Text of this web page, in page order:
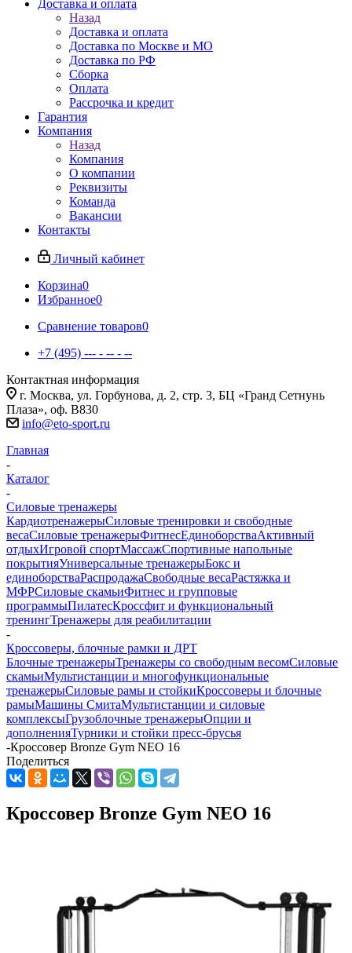
Доставка и оплата
Назад
Доставка и оплата
Доставка по Москве и МО
Доставка по РФ
Сборка
Оплата
Рассрочка и кредит
Гарантия
Компания
Назад
Компания
О компании
Реквизиты
Команда
Вакансии
Контакты
Личный кабинет
Корзина0
Избранное0
Сравнение товаров0
+7 (495) --- - -- - --
Контактная информация
г. Москва, ул. Горбунова, д. 2, стр. 3, БЦ «Гранд Сетнунь
Плаза», оф. В830
info@eto-sport.ru
Главная
-
Каталог
-
Силовые тренажеры
КардиотренажерыСиловые тренировки и свободные
весаСиловые тренажерыФитнесЕдиноборстваАктивный
отдыхИгровой спортМассажСпортивные напольные
покрытияУниверсальные тренажерыБокс и
единоборстваРаспродажаСвободные весаРастяжка и
МФРСиловые скамьиФитнес и групповые
программыПилатесКроссфит и функциональный
тренингТренажеры для реабилитации
-
Кроссоверы, блочные рамки и ДРТ
Блочные тренажерыТренажеры со свободным весомСиловые
скамьиМультистанции и многофункциональные
тренажерыСиловые рамы и стойкиКроссоверы и блочные
рамыМашины СмитаМультистанции и силовые
комплексыГрузоблочные тренажерыОпции и
дополненияТурники и стойки пресс-брусья
-Кроссовер Bronze Gym NEO 16
Поделиться
Кроссовер Bronze Gym NEO 16